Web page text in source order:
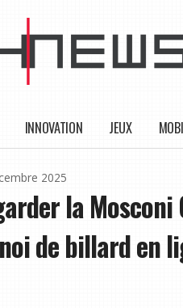
INNOVATION JEUX
2025
la Mosconi
de billard en